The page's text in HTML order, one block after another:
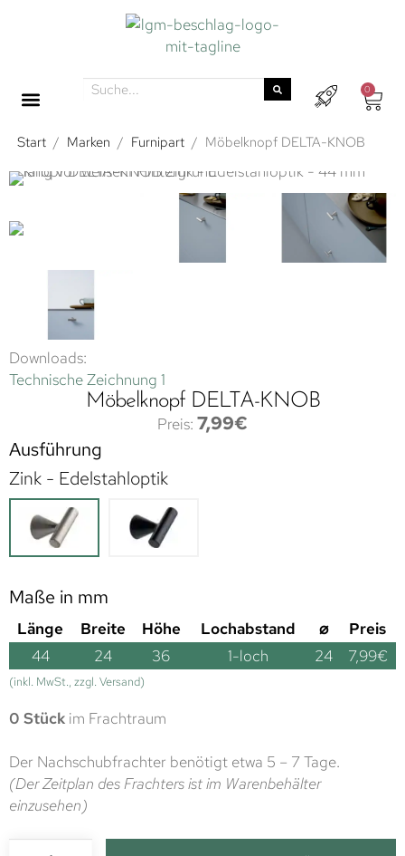
0
Start / Marken / Furnipart / Möbelknopf DELTA-KNOB
Downloads:
Technische Zeichnung 1
Möbelknopf DELTA-KNOB
7,99€
Ausführung
Zink - Edelstahloptik
Maße in mm
Länge Breite Höhe Lochabstand ⌀
Preis
44
24 36 1-loch 24 7,99€
(inkl. MwSt., zzgl. Versand)
0 Stück im Frachtraum
Der Nachschubfrachter benötigt etwa 5 – 7 Tage.
(Der Zeitplan des Frachters ist im Warenbehälter
einzusehen)